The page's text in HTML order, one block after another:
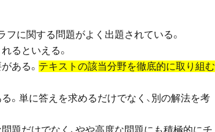
フに関する問題がよく出題されている。
るといえる。
ある。 テキストの該当分野を徹底的に取り組む
。単に答えを求めるだけでなく、別の解法を考